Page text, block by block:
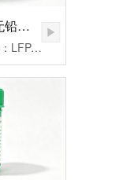
LFP-5RQ-305 无卤无铅高温锡膏
品牌：佳金源(JJY)型号：LFP-JJY5RQ-305T3合金成分：Sn96.5Ag3.0Cu0.5颗粒度：3#(25-45um）粘度：190±20Pa.S活性：高活性熔点：217℃峰值温度：235-255（℃）规格：500克/瓶